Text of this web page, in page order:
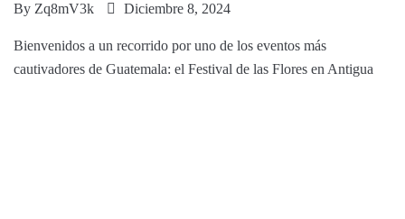
By Zq8mV3k Diciembre 8, 2024
Bienvenidos a un recorrido por uno de los eventos más
cautivadores de Guatemala: el Festival de las Flores en Antigua